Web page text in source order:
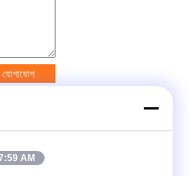
যোগাযোগ
AM